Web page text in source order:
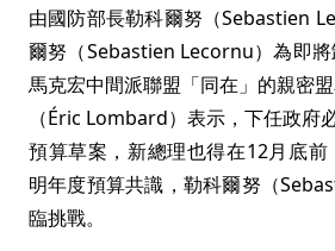
由國防部長勒科爾努（Sebastien
爾努（Sebastien Lecornu）為即
馬克宏中間派聯盟「同在」的親密
（Éric Lombard）表示，下任政府
預算草案，新總理也得在12月底
明年度預算共識，勒科爾努（
臨挑戰。